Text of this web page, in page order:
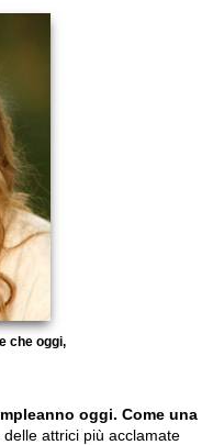
che oggi,
oggi. Come una
attrici più acclamate